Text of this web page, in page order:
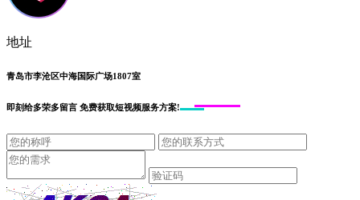
地址
青岛市李沧区中海国际广场1807室
即刻给多荣多留言 免费获取短视频服务方案!